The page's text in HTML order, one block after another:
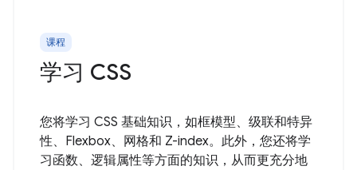
课程
学习 CSS
您将学习 CSS 基础知识，如框模型、级联和特异
性、Flexbox、网格和 Z-index。此外，您还将学
习函数、逻辑属性等方面的知识，从而更充分地